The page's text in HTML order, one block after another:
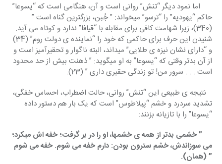
اما نمود دیگر “تنش” روانی است و آن، هنگامی است که “یسوعا”
حاکم “یهودیه” را “ترسو” میخواند: ” جُبن، بزرگترین گناه است ”
(340)، زیرا شهامت کافی برای مقابله با “قیافا” ندارد و کوتاه می آید.
شنیدن این حرف برای حاکمی که خود را “نماینده ی دولت روم” (34)
و “دارای نشان نیزه ی طلایی” میداند، البته ناگوار و تحقیرآمیز است و
از آن بدتر وقتی که “یسوعا” به او میگوید: ” ذهنت بیش از حد محدود
است . . . سرور من! تو زندگی حقیری داری ” (23).
نتیجه ی طبیعی این “تنش” روانی، حالت اضطراب، احساس خفگی،
تشدید سردرد و خشم “پیلاطوس” است که یک بار هم دستور داده
“یسوعا” را با تازیانه بزنند:
” خشمی بدتر از همه ی خشمها، او را در بر گرفت؛ خفه اش میکرد؛
می سوزاندش، خشم سترون بودن: دارم خفه می شوم. خفه می شوم
” (همان).